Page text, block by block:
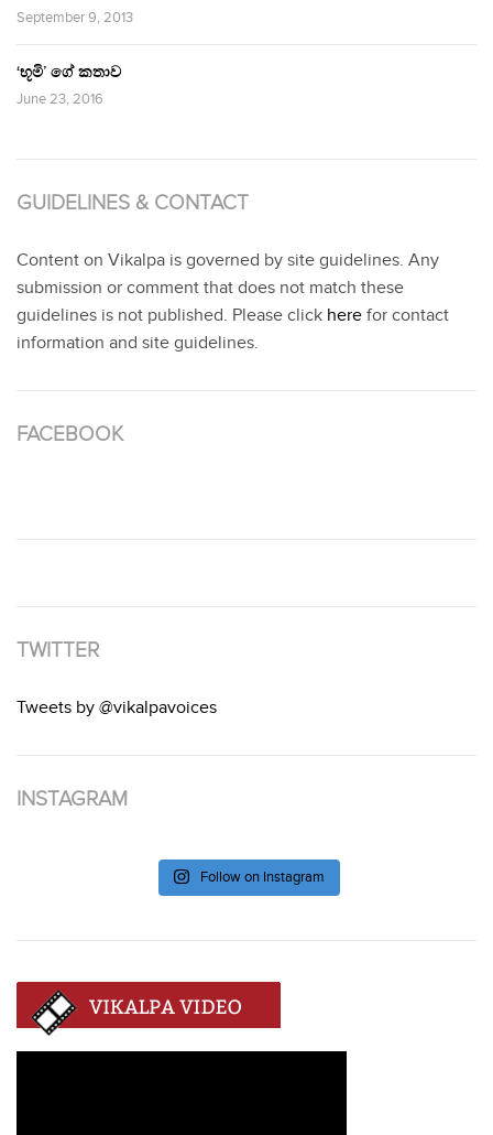
September 9, 2013
‘භූමි’ ගේ කතාව
June 23, 2016
GUIDELINES & CONTACT
Content on Vikalpa is governed by site guidelines. Any
submission or comment that does not match these
guidelines is not published. Please click here for contact
information and site guidelines.
FACEBOOK
TWITTER
Tweets by @vikalpavoices
INSTAGRAM
Follow on Instagram